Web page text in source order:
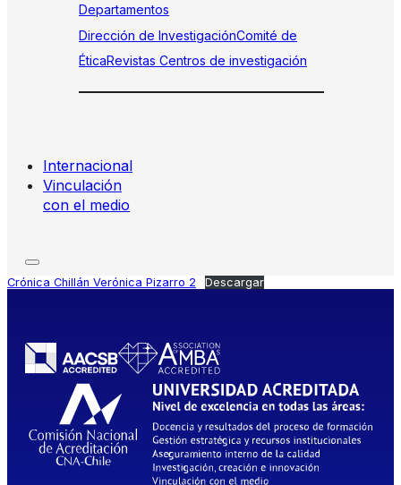
Departamentos
Dirección de InvestigaciónComité de
ÉticaRevistas Centros de investigación
Internacional
Vinculación
con el medio
Crónica Chillán Verónica Pizarro 2 Descargar